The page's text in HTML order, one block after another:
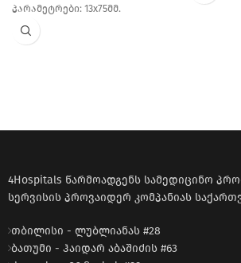
პარამეტრები: 13x75მმ.
4Hospitals წარმოადგენს სამედიცინო
სერვისის პროვაიდერ კომპანიას
თბილისი - ლუბლიანას #28
ბათუმი - ჰაიდარ აბაშიძის #63